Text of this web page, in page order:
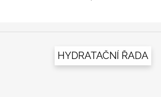
HYDRATAČNÍ ŘADA